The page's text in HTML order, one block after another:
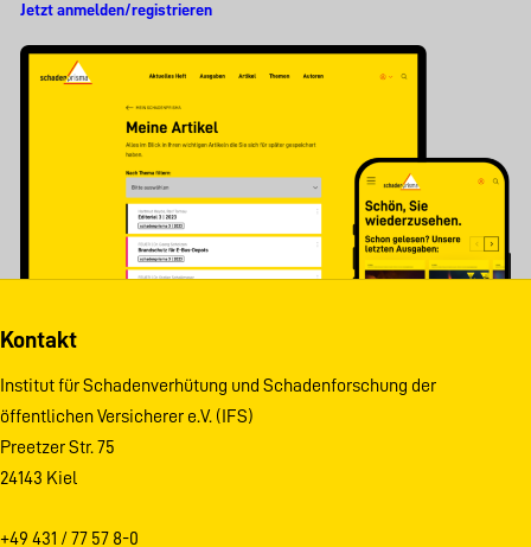
Jetzt anmelden/registrieren
Kontakt
Institut für Schadenverhütung und Schadenforschung der
öffentlichen Versicherer e.V. (IFS)
Preetzer Str. 75
24143 Kiel
+49 431 / 77 57 8-0